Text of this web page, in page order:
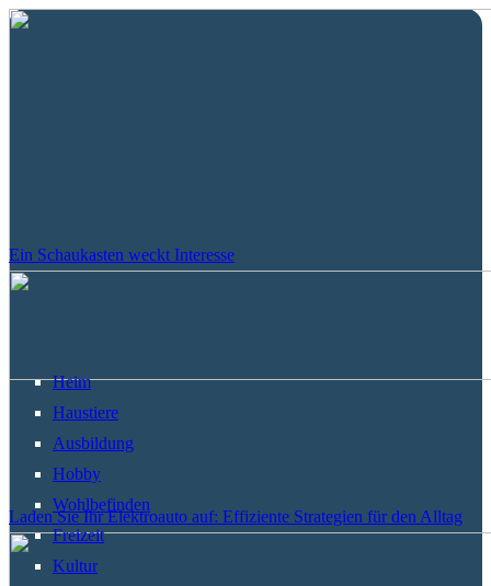
Ein Schaukasten weckt Interesse
Laden Sie Ihr Elektroauto auf: Effiziente Strategien für den Alltag
Heim
Haustiere
Ausbildung
Hobby
Wohlbefinden
Freizeit
Kultur